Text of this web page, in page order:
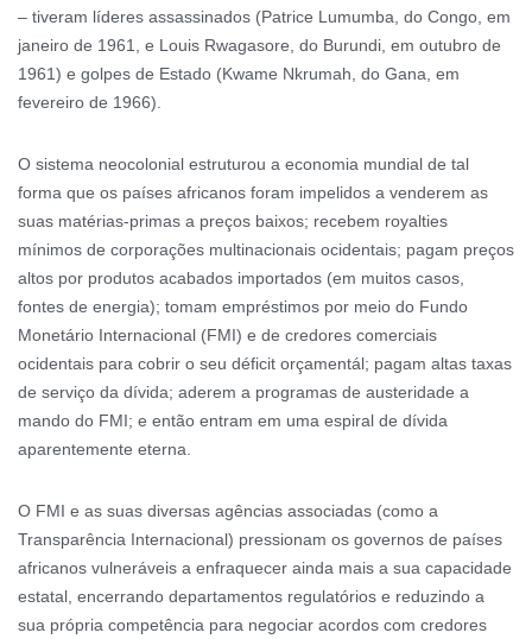
– tiveram líderes assassinados (Patrice Lumumba, do Congo, em
janeiro de 1961, e Louis Rwagasore, do Burundi, em outubro de
1961) e golpes de Estado (Kwame Nkrumah, do Gana, em
fevereiro de 1966).
O sistema neocolonial estruturou a economia mundial de tal
forma que os países africanos foram impelidos a venderem as
suas matérias-primas a preços baixos; recebem royalties
mínimos de corporações multinacionais ocidentais; pagam preços
altos por produtos acabados importados (em muitos casos,
fontes de energia); tomam empréstimos por meio do Fundo
Monetário Internacional (FMI) e de credores comerciais
ocidentais para cobrir o seu déficit orçamentál; pagam altas taxas
de serviço da dívida; aderem a programas de austeridade a
mando do FMI; e então entram em uma espiral de dívida
aparentemente eterna.
O FMI e as suas diversas agências associadas (como a
Transparência Internacional) pressionam os governos de países
africanos vulneráveis a enfraquecer ainda mais a sua capacidade
estatal, encerrando departamentos regulatórios e reduzindo a
sua própria competência para negociar acordos com credores